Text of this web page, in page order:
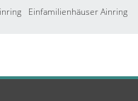
Einfamilienhäuser Ainring